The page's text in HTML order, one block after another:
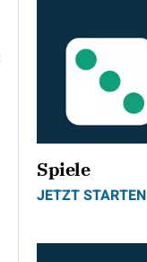
Spiele
JETZT STARTEN